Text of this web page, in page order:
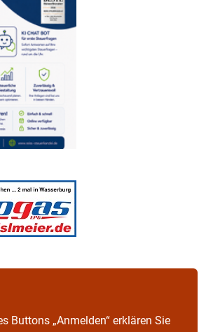
Buttons „Anmelden“ erklären Sie